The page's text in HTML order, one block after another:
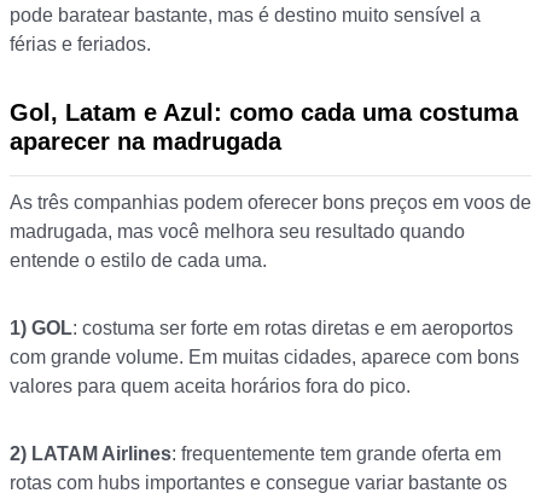
pode baratear bastante, mas é destino muito sensível a
férias e feriados.
Gol, Latam e Azul: como cada uma costuma
aparecer na madrugada
As três companhias podem oferecer bons preços em voos de
madrugada, mas você melhora seu resultado quando
entende o estilo de cada uma.
1) GOL: costuma ser forte em rotas diretas e em aeroportos
com grande volume. Em muitas cidades, aparece com bons
valores para quem aceita horários fora do pico.
2) LATAM Airlines: frequentemente tem grande oferta em
rotas com hubs importantes e consegue variar bastante os